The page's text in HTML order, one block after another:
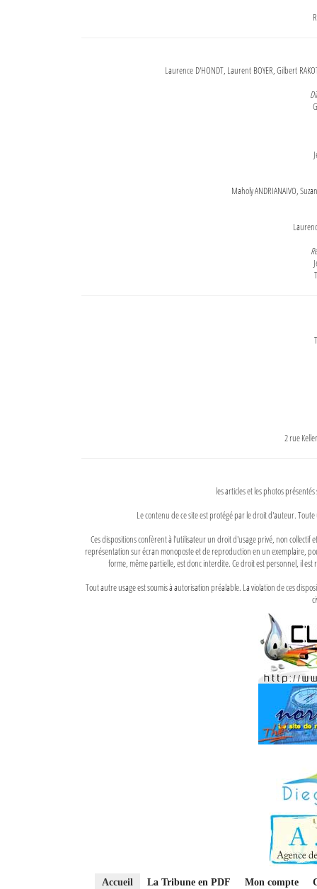
Laurence D'HONDT, Laurent BOYER, Gilbert
Maholy ANDRIANAIVO,
2 rue
les articles et les photos
Le contenu de ce site est protégé par le droit d'auteur.
Ces dispositions confèrent à l'utilisateur un droit d'usage privé, non
représentation sur écran monoposte et de reproduction en un exemplaire,
forme, même partielle, est donc interdite. Ce droit est personnel, il
Tout autre usage est soumis à autorisation préalable. La violation de ces
Accueil La Tribune en PDF Mon compte